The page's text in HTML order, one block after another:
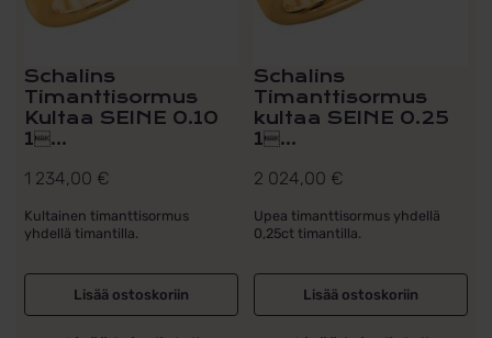
Schalins
Timanttisormus
Kultaa SEINE 0.10
1...
1 234,00 €
Kultainen timanttisormus
yhdellä timantilla.
Lisää ostoskoriin
Schalins
Timanttisormus
kultaa SEINE 0.25
1...
2 024,00 €
Upea timanttisormus yhdellä
0,25ct timantilla.
Lisää ostoskoriin